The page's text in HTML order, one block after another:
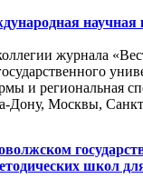
журнала
и региональная
Дону, Москвы,
школ